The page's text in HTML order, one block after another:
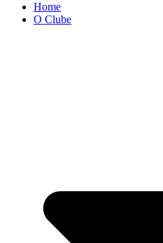
Home
O Clube